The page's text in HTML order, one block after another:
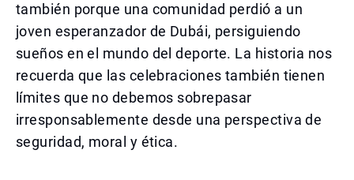
también porque una comunidad perdió a un
joven esperanzador de Dubái, persiguiendo
sueños en el mundo del deporte. La historia nos
recuerda que las celebraciones también tienen
límites que no debemos sobrepasar
irresponsablemente desde una perspectiva de
seguridad, moral y ética.